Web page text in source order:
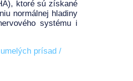
ktoré sú získané
normálnej hladiny
systému i
prísad /